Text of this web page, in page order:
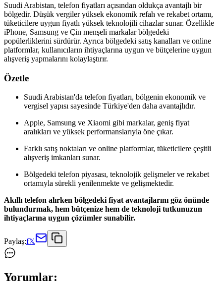
Suudi Arabistan, telefon fiyatları açısından oldukça avantajlı bir
bölgedir. Düşük vergiler yüksek ekonomik refah ve rekabet ortamı,
tüketicilere uygun fiyatlı yüksek teknolojili cihazlar sunar. Özellikle
iPhone, Samsung ve Çin menşeli markalar bölgedeki
popülerliklerini sürdürür. Ayrıca bölgedeki satış kanalları ve online
platformlar, kullanıcıların ihtiyaçlarına uygun ve bütçelerine uygun
alışveriş yapmalarını kolaylaştırır.
Özetle
Suudi Arabistan'da telefon fiyatları, bölgenin ekonomik ve
vergisel yapısı sayesinde Türkiye'den daha avantajlıdır.
Apple, Samsung ve Xiaomi gibi markalar, geniş fiyat
aralıkları ve yüksek performanslarıyla öne çıkar.
Farklı satış noktaları ve online platformlar, tüketicilere çeşitli
alışveriş imkanları sunar.
Bölgedeki telefon piyasası, teknolojik gelişmeler ve rekabet
ortamıyla sürekli yenilenmekte ve gelişmektedir.
Akıllı telefon alırken bölgedeki fiyat avantajlarını göz önünde
bulundurmak, hem bütçenize hem de teknoloji tutkunuzun
ihtiyaçlarına uygun çözümler sunabilir.
Paylaş:f𝕏
Yorumlar: